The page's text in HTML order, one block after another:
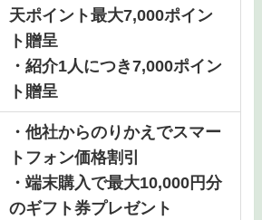
天ポイント最大7,000ポイン
ト贈呈
・紹介1人につき7,000ポイン
ト贈呈
・他社からのりかえでスマー
トフォン価格割引
・端末購入で最大10,000円分
のギフト券プレゼント